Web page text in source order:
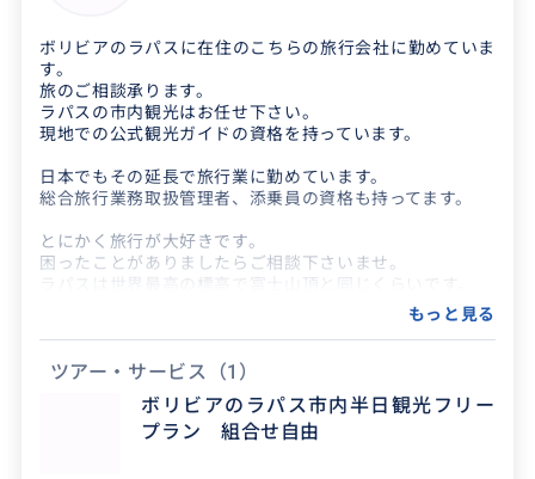
得意分野は野生動物観察や写真撮影等のネイチ
ャーツアーですが、サンホセ市内観光やコーヒー
農園見学等のツアーもご案内しております。
ボリビアのラパスに在住のこちらの旅行会社に勤めていま
す。
旅のご相談承ります。
ラパスの市内観光はお任せ下さい。
現地での公式観光ガイドの資格を持っています。
日本でもその延長で旅行業に勤めています。
総合旅行業務取扱管理者、添乗員の資格も持ってます。
とにかく旅行が大好きです。
困ったことがありましたらご相談下さいませ。
ラパスは世界最高の標高で富士山頂と同じくらいです。
高低差があり上から見下ろすと大変キレイですよ♪
特に夜景は世界一と言っても過言ではないですね。
まるべく薬の処方をお勧めいたします。
アルパカ製品やお勧めレストラン、お土産も特別料金でご
購入頂けます。
もっと見る
ツアー・サービス （1）
ボリビアのラパス市内半日観光フリー
プラン 組合せ自由